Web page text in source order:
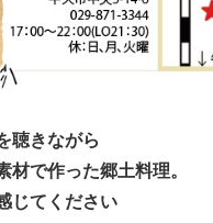
聴きながら
材で作った郷土料理。
じてください